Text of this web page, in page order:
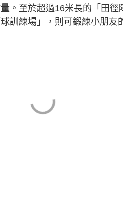
。至於超過16米長的「田
訓練場」，則可鍛練小朋友